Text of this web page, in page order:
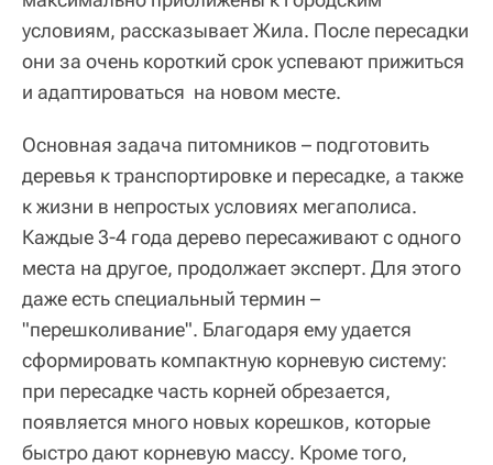
условиям, рассказывает Жила. После пересадки
они за очень короткий срок успевают прижиться
и адаптироваться на новом месте.
Основная задача питомников – подготовить
деревья к транспортировке и пересадке, а также
к жизни в непростых условиях мегаполиса.
Каждые 3-4 года дерево пересаживают с одного
места на другое, продолжает эксперт. Для этого
даже есть специальный термин –
"перешколивание". Благодаря ему удается
сформировать компактную корневую систему:
при пересадке часть корней обрезается,
появляется много новых корешков, которые
быстро дают корневую массу. Кроме того,